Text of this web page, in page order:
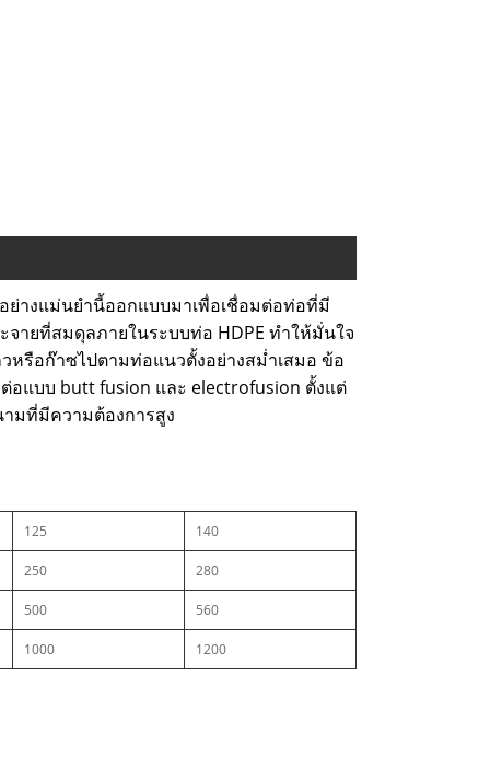
ย่างแม่นยำนี้ออกแบบมาเพื่อเชื่อมต่อท่อที่มี
ายที่สมดุลภายในระบบท่อ HDPE ทำให้มั่นใจ
หรือก๊าซไปตามท่อแนวตั้งอย่างสม่ำเสมอ ข้อ
อแบบ butt fusion และ electrofusion ตั้งแต่
ามที่มีความต้องการสูง
125 140
250 280
500 560
1000 1200